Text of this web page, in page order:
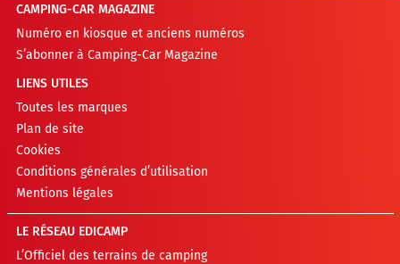
CAMPING-CAR MAGAZINE
Numéro en kiosque et anciens numéros
S’abonner à Camping-Car Magazine
LIENS UTILES
Toutes les marques
Plan de site
Cookies
Conditions générales d’utilisation
Mentions légales
LE RÉSEAU EDICAMP
L’Officiel des terrains de camping